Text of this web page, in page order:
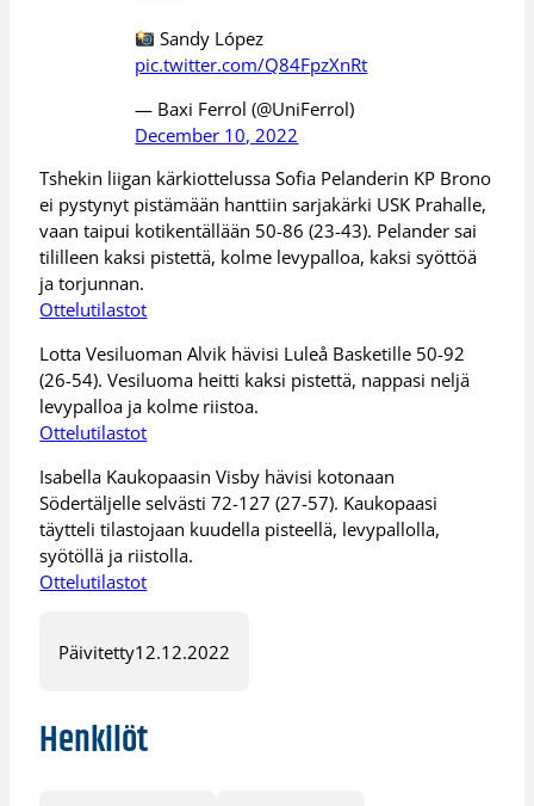
Sandy López
pic.twitter.com/Q84FpzXnRt
— Baxi Ferrol (@UniFerrol)
December 10, 2022
Tshekin liigan kärkiottelussa Sofia Pelanderin KP Brono
ei pystynyt pistämään hanttiin sarjakärki USK Prahalle,
vaan taipui kotikentällään 50-86 (23-43). Pelander sai
tililleen kaksi pistettä, kolme levypalloa, kaksi syöttöä
ja torjunnan.
Ottelutilastot
Lotta Vesiluoman Alvik hävisi Luleå Basketille 50-92
(26-54). Vesiluoma heitti kaksi pistettä, nappasi neljä
levypalloa ja kolme riistoa.
Ottelutilastot
Isabella Kaukopaasin Visby hävisi kotonaan
Södertäljelle selvästi 72-127 (27-57). Kaukopaasi
täytteli tilastojaan kuudella pisteellä, levypallolla,
syötöllä ja riistolla.
Ottelutilastot
Päivitetty12.12.2022
Henkilöt